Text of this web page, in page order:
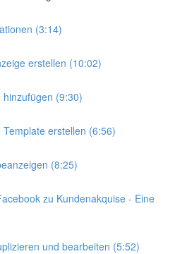
(3:14)
erstellen (10:02)
(9:30)
erstellen (6:56)
(8:25)
zu Kundenakquise - Eine
und bearbeiten (5:52)